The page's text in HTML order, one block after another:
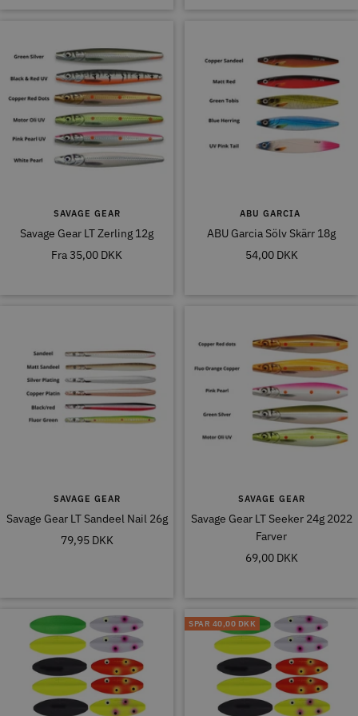
SAVAGE GEAR
Savage Gear LT Zerling 12g
Tilbudspris
Fra 35,00 DKK
ABU GARCIA
ABU Garcia Sölv Skärr 18g
Tilbudspris
54,00 DKK
SAVAGE GEAR
Savage Gear LT Sandeel Nail 26g
Tilbudspris
79,95 DKK
SAVAGE GEAR
Savage Gear LT Seeker 24g 2022
Farver
Tilbudspris
69,00 DKK
SPAR 40,00 DKK